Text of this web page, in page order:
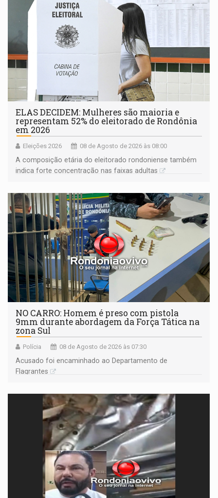
ELAS DECIDEM: Mulheres são maioria e
representam 52% do eleitorado de Rondônia
em 2026
Eleições 2026 08 de Agosto de 2026 às 08:00
A composição etária do eleitorado rondoniense também
indica forte concentração nas faixas adultas
NO CARRO: Homem é preso com pistola
9mm durante abordagem da Força Tática na
zona Sul
Polícia 08 de Agosto de 2026 às 07:30
Acusado foi encaminhado ao Departamento de
Flagrantes